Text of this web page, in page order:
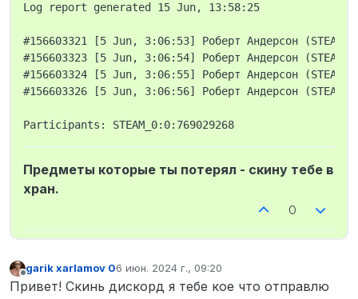
Log report generated 15 Jun, 13:58:25
#156603321 [5 Jun, 3:06:53] Роберт Андерсон
#156603323 [5 Jun, 3:06:54] Роберт Андерсон
#156603324 [5 Jun, 3:06:55] Роберт Андерсон
#156603326 [5 Jun, 3:06:56] Роберт Андерсон
Предметы которые ты потерял - скину тебе в
хран.
0
Не в сети
garik xarlamov 06 июн. 2024 г., 09:20
отредактировано
Привет! Скинь дискорд я тебе кое что отправлю